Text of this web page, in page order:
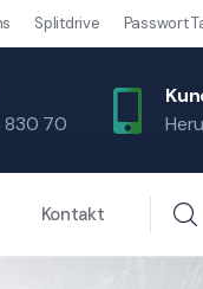
Splitdrive Passwort
830 70
Kontakt